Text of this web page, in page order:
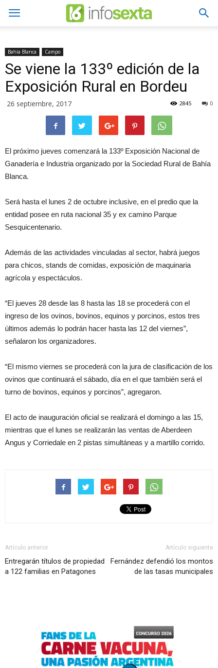
Bahía Blanca Campo
Se viene la 133º edición de la
Exposición Rural en Bordeu
26 septiembre, 2017 0
2845
El próximo jueves comenzará la 133º Exposición Nacional de
Ganadería e Industria organizado por la Sociedad Rural de Bahía
Blanca.
Será hasta el lunes 2 de octubre inclusive, en el predio que la
entidad posee en ruta nacional 35 y ex camino Parque
Sesquicentenario.
Además de las actividades vinculadas al sector, habrá juegos
para chicos, stands de comidas, exposición de maquinaria
agrícola y espectáculos.
“El jueves 28 desde las 8 hasta las 18 se procederá con el
ingreso de los ovinos, bovinos, equinos y porcinos, estos tres
últimos además lo podrán hacer hasta las 12 del viernes”,
señalaron los organizadores.
“El mismo viernes se procederá con la jura de clasificación de los
ovinos que continuará el sábado, día en el que también será el
turno de bovinos, equinos y porcinos”, agregaron.
El acto de inauguración oficial se realizará el domingo a las 15,
mientras que el lunes se realizarán las ventas de Aberdeen
Angus y Corriedale en 2 pistas simultáneas y a martillo corrido.
Artículo anterior
Entregarán títulos de propiedad
a 122 familias en Patagones
Artículo siguiente
Fernández defendió los montos
de las tasas municipales